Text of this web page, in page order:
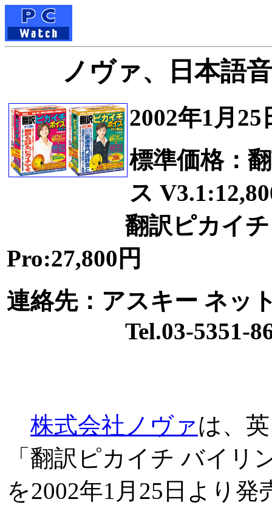
ノヴァ、日本語
2002年1月25
標準価格：
ス
翻訳ピカイチ バ
Pro:27,800円
連絡先：アスキー ネッ
Tel.03-5351-
株式会社ノヴァは、
「翻訳ピカイチ バイリ
を2002年1月25日より発